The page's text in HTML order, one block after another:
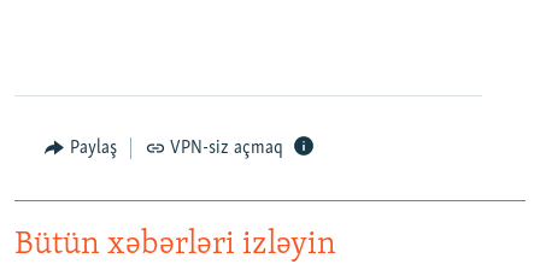
Paylaş VPN-siz açmaq
Bütün xəbərləri izləyin